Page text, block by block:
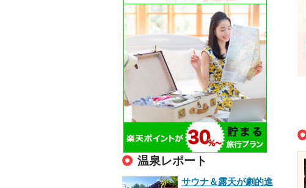
温泉レポート
サウナ＆露天が劇的進